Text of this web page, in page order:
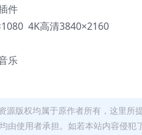
件
4K高清3840×2160
乐
源版权均属于原作者所有，这里所
由使用者承担。如若本站内容侵犯